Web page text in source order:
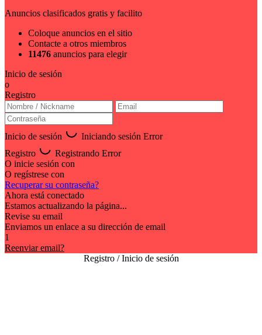
Anuncios clasificados gratis y facilito
Coloque anuncios en el sitio
Contacte a otros miembros
11476 anuncios para elegir
Inicio de sesión
o
Registro
Inicio de sesión Iniciando sesión Error
Registro
Registrando Error
O inicie sesión con
O regístrese con
Recuperar su contraseña?
Ahora está conectado
Estamos actualizando la página...
Revise su email
Enviamos un enlace a su dirección de email
1
Reenviar email?
Registro / Inicio de sesión